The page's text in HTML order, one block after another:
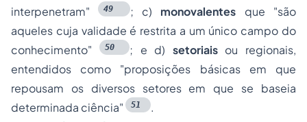
interpenetram" 49 ; c) monovalentes que "são
aqueles cuja validade é restrita a um único campo do
conhecimento"
50 ; e d) setoriais ou regionais,
entendidos como "proposições básicas em que
repousam os diversos setores em que se baseia
determinada ciência"
51
.